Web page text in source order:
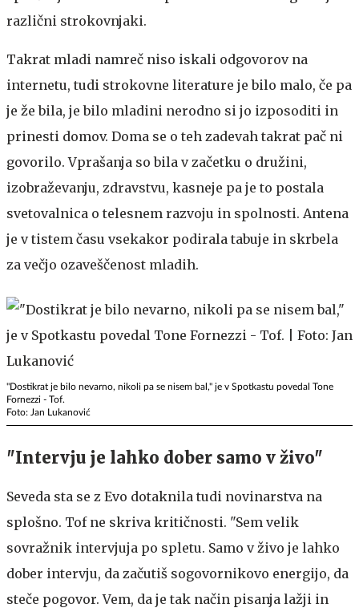
različni strokovnjaki.
Takrat mladi namreč niso iskali odgovorov na
internetu, tudi strokovne literature je bilo malo, če pa
je že bila, je bilo mladini nerodno si jo izposoditi in
prinesti domov. Doma se o teh zadevah takrat pač ni
govorilo. Vprašanja so bila v začetku o družini,
izobraževanju, zdravstvu, kasneje pa je to postala
svetovalnica o telesnem razvoju in spolnosti. Antena
je v tistem času vsekakor podirala tabuje in skrbela
za večjo ozaveščenost mladih.
"Dostikrat je bilo nevarno, nikoli pa se nisem bal," je v Spotkastu povedal Tone
Fornezzi - Tof.
Foto: Jan Lukanović
"Intervju je lahko dober samo v živo"
Seveda sta se z Evo dotaknila tudi novinarstva na
splošno. Tof ne skriva kritičnosti. "Sem velik
sovražnik intervjuja po spletu. Samo v živo je lahko
dober intervju, da začutiš sogovornikovo energijo, da
steče pogovor. Vem, da je tak način pisanja lažji in